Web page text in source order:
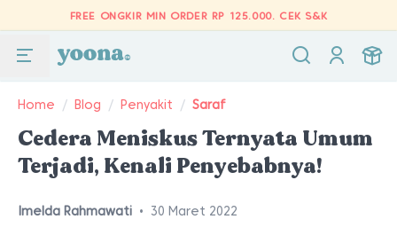
FREE ONGKIR MIN ORDER RP 125.000. CEK S&K
Home / Blog / Penyakit / Saraf
Cedera Meniskus Ternyata Umum
Terjadi, Kenali Penyebabnya!
Imelda Rahmawati • 30 Maret 2022